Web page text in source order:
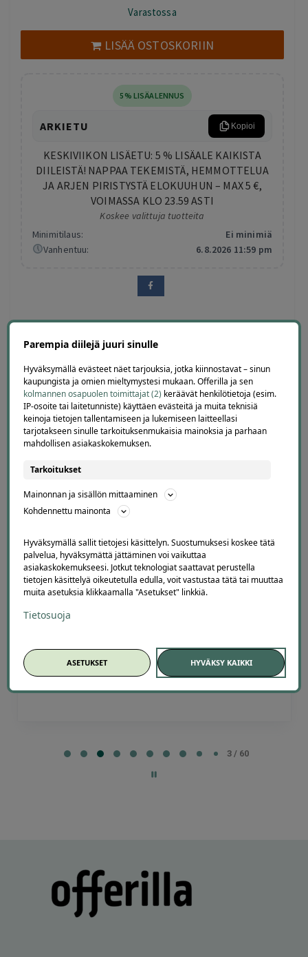
oli:
134,00 €. 99,00 €.
Varastossa
LISÄÄ OSTOSKORIIN
5% LISÄALENNUS
ARKIETU Kopioi
KESKIVIIKON LISÄETU: 5 % LISÄALE KAIKISTA
DIILEISTÄ! NAPPAA TEKEMISTÄ, HEMMOTTELUA
JA ARJEN PIRISTYSTÄ ELOKUUHUN – MAX 5 €,
VOIMASSA KLO 23.59 ASTI
Koskee valittuja tuotteita
Minimitilaus:
Ei minimiä
Vanhentuu:
6.8.2026 11:59 pm
3 diiliä ostettu
Offerillaajien arvosteluja
Kirjoita arvostelu
Kaikki meni ihan nappiin! Suosittelen!
4 / 60
Parempia diilejä juuri sinulle
Hyväksymällä evästeet näet tarjouksia, jotka kiinnostavat – sinun
kaupungista ja omien mieltymystesi mukaan. Offerilla ja sen
kolmannen osapuolen toimittajat (2) keräävät henkilötietoja (esim.
IP-osoite tai laitetunniste) käyttäen evästeitä ja muita teknisiä
keinoja tietojen tallentamiseen ja lukemiseen laitteellasi
tarjotakseen sinulle tarkoituksenmukaisia mainoksia ja parhaan
mahdollisen asiakaskokemuksen.
Tarkoitukset
Mainonnan ja sisällön mittaaminen
Kohdennettu mainonta
Hyväksymällä sallit tietojesi käsittelyn. Suostumuksesi koskee tätä
palvelua, hyväksymättä jättäminen voi vaikuttaa
asiakaskokemukseesi. Jotkut teknologiat saattavat perustella
tietojen käsittelyä oikeutetulla edulla, voit vastustaa tätä tai muuttaa
muita asetuksia klikkaamalla "Asetukset" linkkiä.
Tietosuoja
ASETUKSET HYVÄKSY KAIKKI